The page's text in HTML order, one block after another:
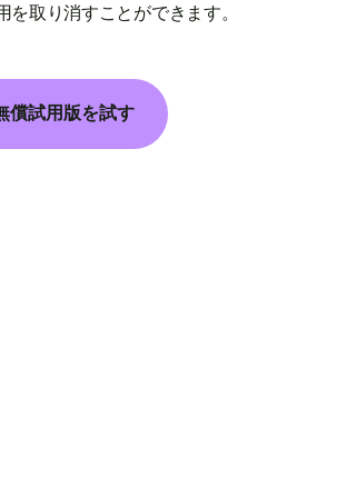
を取り消すことができます。
償試用版を試す